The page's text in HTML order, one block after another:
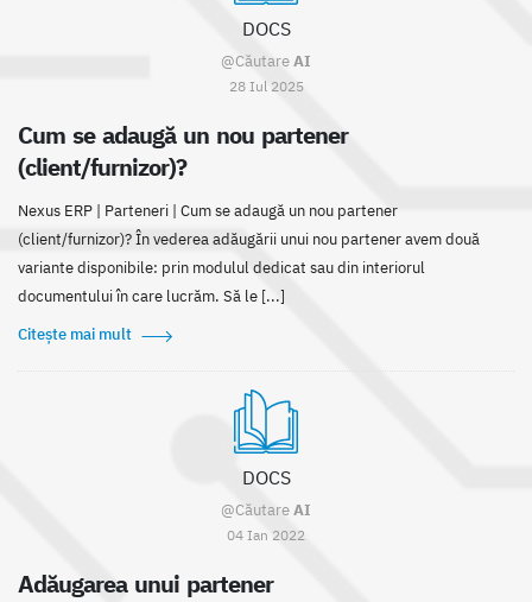
DOCS
@CăutareAI
28 Iul 2025
Cum se adaugă un nou partener
(client/furnizor)?
Nexus ERP | Parteneri | Cum se adaugă un nou partener
(client/furnizor)? În vederea adăugării unui nou partener avem două
variante disponibile: prin modulul dedicat sau din interiorul
documentului în care lucrăm. Să le [...]
Citește mai mult
DOCS
@CăutareAI
04 Ian 2022
Adăugarea unui partener